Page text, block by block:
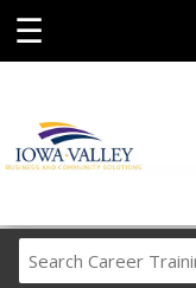
☰